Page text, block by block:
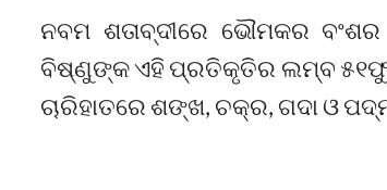
ନବମ ଶତାବ୍ଦୀରେ ଭୌମକର
ବିଷ୍ଣୁଙ୍କ ଏହି ପ୍ରତିକୃତିର ଲମ୍ବ
ଚାରିହାତରେ ଶଙ୍ଖ, ଚକ୍ର, ଗଦା ଓ